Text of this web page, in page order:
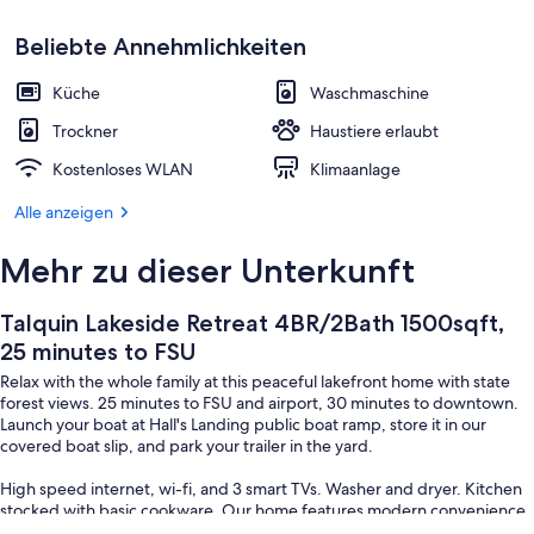
Beliebte Annehmlichkeiten
Küche
Waschmaschine
Trockner
Haustiere erlaubt
Kostenloses WLAN
Klimaanlage
Alle anzeigen
Mehr zu dieser Unterkunft
Talquin Lakeside Retreat 4BR/2Bath 1500sqft,
25 minutes to FSU
Relax with the whole family at this peaceful lakefront home with state
forest views. 25 minutes to FSU and airport, 30 minutes to downtown.
Launch your boat at Hall's Landing public boat ramp, store it in our
covered boat slip, and park your trailer in the yard.
High speed internet, wi-fi, and 3 smart TVs. Washer and dryer. Kitchen
stocked with basic cookware. Our home features modern convenience